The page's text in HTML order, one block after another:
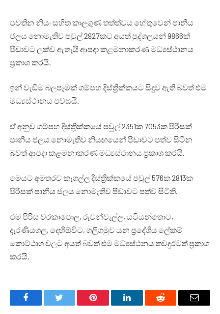
පවතින නියං සහිත කාලගුණ තත්ත්වය හේතුවෙන් පානීය
ජලය නොමැතිව පවුල් 2927කට අයත් පුද්ගලයන් 9866ක්
පීඩාවට ලක්ව ඇතැයි ආපදා කළමනාකරණ මධ්‍යස්ථානය
ප්‍රකාශ කරයි.
ඉන් වැඩිම බලපෑමක් ගම්පහ දිස්ත්‍රික්කයට සිදුව ඇති බවත් එම
මධ්‍යස්ථානය පවසයි.
ඒ අනුව ගම්පහ දිස්ත්‍රික්කයේ පවුල් 2351ක 7053ක පිරිසක්
පානීය ජලය නොමැතිව නියඟයෙන් පීඩාවට පත්ව සිටින
බවත් ආපදා කළමනාකරණ මධ්‍යස්ථානය ප්‍රකාශ කරයි.
මෙයට අමතරව කෑගල්ල දිස්ත්‍රික්කයේ පවුල් 576ක 2813ක
පිරිසක් පානීය ජලය නොමැතිව පීඩාවට පත්ව සිටිති.
එම පිරිස වරකාපොල, රුවන්වැල්ල, යටියන්තොට,
දැරණියගල, දෙහිඕවිට, ගලිගමුව යන ප්‍රදේශීය ලේකම්
කොට්ඨාශ වලට අයත් බවත් එම මධ්‍යස්ථනය තවදුරටත් ප්‍රකාශ
කරයි.
FacebookTwitter Pinterest LinkedInReddit Email